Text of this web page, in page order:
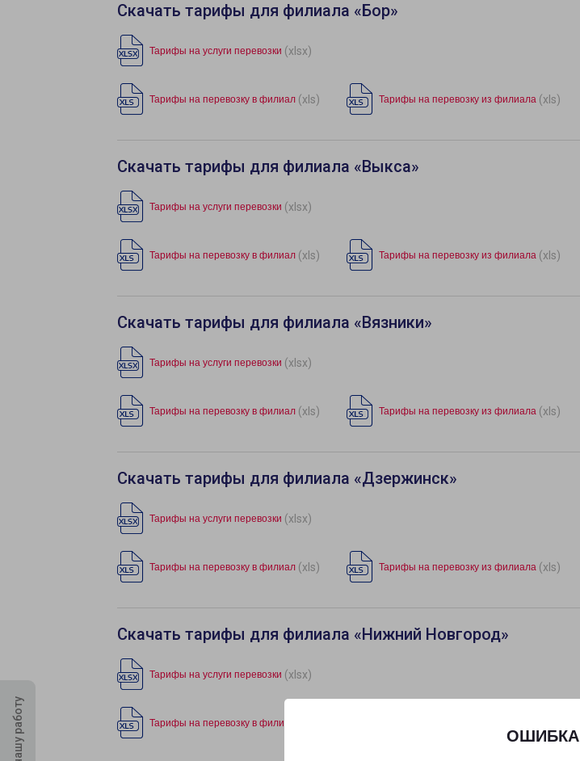
ОШИБКА
Скачать тарифы для филиала «Бор»
Тарифы на услуги перевозки (xlsx)
Тарифы на перевозку в филиал (xls) Тарифы на перевозку из филиала (xls)
Скачать тарифы для филиала «Выкса»
Тарифы на услуги перевозки (xlsx)
Тарифы на перевозку в филиал (xls) Тарифы на перевозку из филиала (xls)
Скачать тарифы для филиала «Вязники»
Тарифы на услуги перевозки (xlsx)
Тарифы на перевозку в филиал (xls) Тарифы на перевозку из филиала (xls)
Скачать тарифы для филиала «Дзержинск»
Тарифы на услуги перевозки (xlsx)
Тарифы на перевозку в филиал (xls) Тарифы на перевозку из филиала (xls)
Скачать тарифы для филиала «Нижний Новгород»
Тарифы на услуги перевозки (xlsx)
Тарифы на перевозку в филиал